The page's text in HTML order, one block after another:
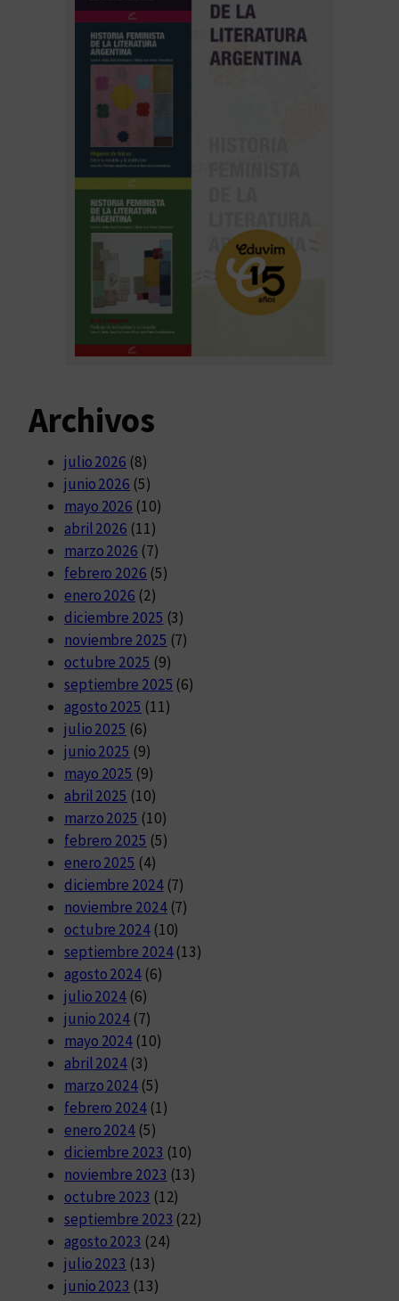
Archivos
julio 2026 (8)
junio 2026 (5)
mayo 2026 (10)
abril 2026 (11)
marzo 2026 (7)
febrero 2026 (5)
enero 2026 (2)
diciembre 2025 (3)
noviembre 2025 (7)
octubre 2025 (9)
septiembre 2025 (6)
agosto 2025 (11)
julio 2025 (6)
junio 2025 (9)
mayo 2025 (9)
abril 2025 (10)
marzo 2025 (10)
febrero 2025 (5)
enero 2025 (4)
diciembre 2024(7)
noviembre 2024(7)
octubre 2024(10)
septiembre 2024(13)
agosto 2024(6)
julio 2024 (6)
junio 2024 (7)
mayo 2024 (10)
abril 2024 (3)
marzo 2024 (5)
febrero 2024(1)
enero 2024 (5)
diciembre 2023 (10)
noviembre 2023 (13)
octubre 2023 (12)
septiembre 2023 (22)
agosto 2023 (24)
julio 2023 (13)
junio 2023 (13)